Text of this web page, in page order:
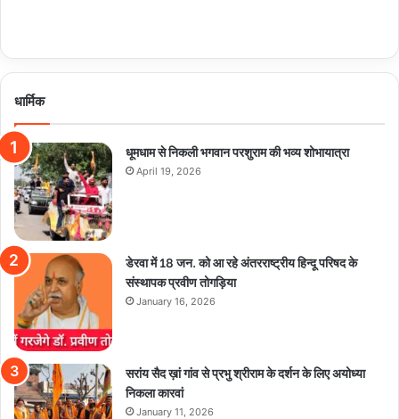
धार्मिक
धूमधाम से निकली भगवान परशुराम की भव्य शोभायात्रा
April 19, 2026
डेरवा में 18 जन. को आ रहे अंतरराष्ट्रीय हिन्दू परिषद के
संस्थापक प्रवीण तोगड़िया
January 16, 2026
सरांय सैद ख़ां गांव से प्रभु श्रीराम के दर्शन के लिए अयोध्या
निकला कारवां
January 11, 2026